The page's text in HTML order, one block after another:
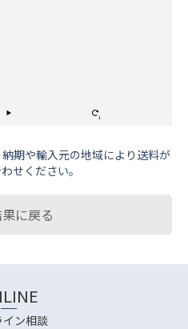
期や輸⼊元の地域により送料が
せください。
に戻る
イン相談